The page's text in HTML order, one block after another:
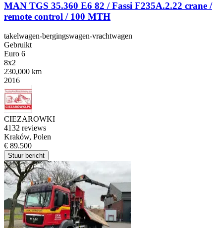
MAN TGS 35.360 E6 82 / Fassi F235A.2.22 crane /
remote control / 100 MTH
takelwagen-bergingswagen-vrachtwagen
Gebruikt
Euro 6
8x2
230,000 km
2016
CIEZAROWKI
4132 reviews
Kraków, Polen
€ 89.500
Stuur bericht